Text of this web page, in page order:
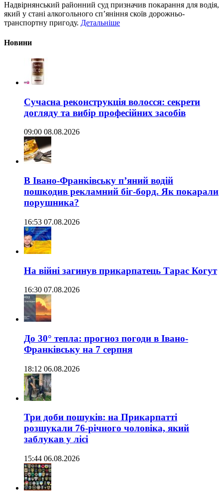
Надвірнянський районний суд призначив покарання для водія,
який у стані алкогольного сп’яніння скоїв дорожньо-
транспортну пригоду. Детальніше
Новини
Сучасна реконструкція волосся: секрети
догляду та вибір професійних засобів
09:00 08.08.2026
В Івано-Франківську п’яний водій
пошкодив рекламний біг-борд. Як покарали
порушника?
16:53 07.08.2026
На війні загинув прикарпатець Тарас Когут
16:30 07.08.2026
До 30° тепла: прогноз погоди в Івано-
Франківську на 7 серпня
18:12 06.08.2026
Три доби пошуків: на Прикарпатті
розшукали 76-річного чоловіка, який
заблукав у лісі
15:44 06.08.2026